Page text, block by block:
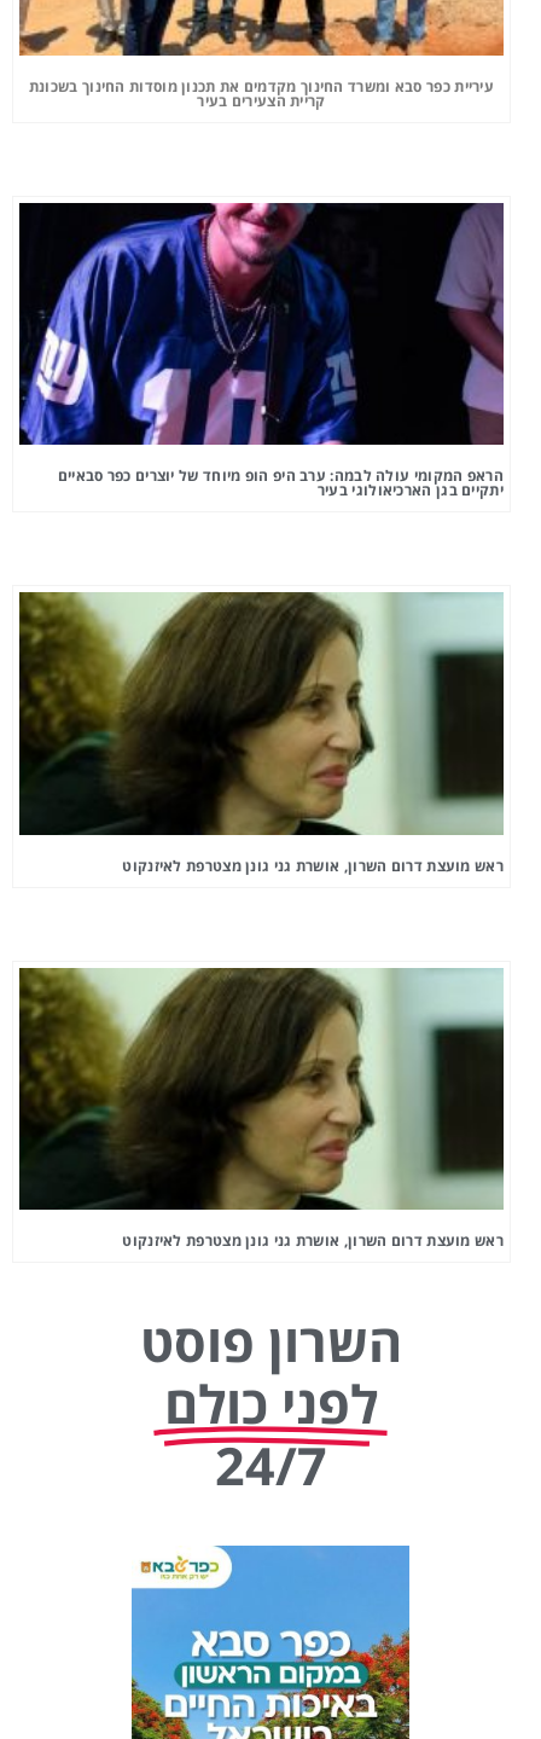
עיריית כפר סבא ומשרד החינוך מקדמים את תכנון מוסדות החינוך בשכונת
קריית הצעירים בעיר
הראפ המקומי עולה לבמה: ערב היפ הופ מיוחד של יוצרים כפר סבאיים
יתקיים בגן הארכיאולוגי בעיר
ראש מועצת דרום השרון, אושרת גני גונן מצטרפת לאיזנקוט
ראש מועצת דרום השרון, אושרת גני גונן מצטרפת לאיזנקוט
השרון פוסט
לפני כולם
24/7